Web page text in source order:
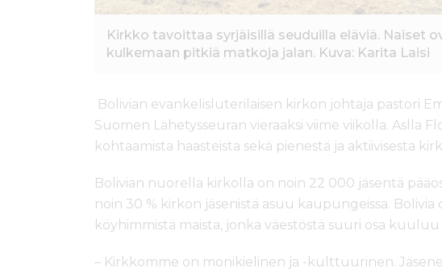
Kirkko tavoittaa syrjäisillä seuduilla eläviä. Naiset
kulkemaan pitkiä matkoja jalan. Kuva: Karita Laisi
Bolivian evankelisluterilaisen kirkon johtaja pastori
Suomen Lähetysseuran vieraaksi viime viikolla. Aslla
kohtaamista haasteista sekä pienestä ja aktiivisesta
Bolivian nuorella kirkolla on noin 22 000 jäsentä
noin 30 % kirkon jäsenistä asuu kaupungeissa. Bolivia
köyhimmistä maista, jonka väestöstä suuri osa
– Kirkkomme on monikielinen ja -kulttuurinen.